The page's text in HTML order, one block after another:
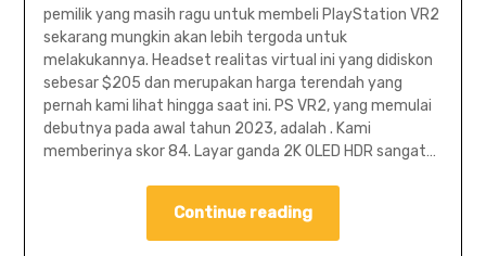
pemilik yang masih ragu untuk membeli PlayStation VR2
sekarang mungkin akan lebih tergoda untuk
melakukannya. Headset realitas virtual ini yang didiskon
sebesar $205 dan merupakan harga terendah yang
pernah kami lihat hingga saat ini. PS VR2, yang memulai
debutnya pada awal tahun 2023, adalah . Kami
memberinya skor 84. Layar ganda 2K OLED HDR sangat…
Continue reading